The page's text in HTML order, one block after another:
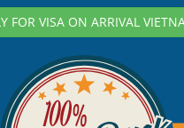
FOR VISA ON ARRIVAL